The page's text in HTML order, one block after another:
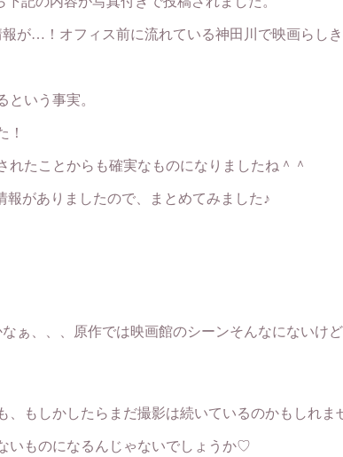
が…！オフィス前に流れている神田川で映画らし
いう事実。
！
たことからも確実なものになりましたね＾＾
がありましたので、まとめてみました♪
ぁ、、、原作では映画館のシーンそんなにないけ
もしかしたらまだ撮影は続いているのかもしれま
いものになるんじゃないでしょうか♡